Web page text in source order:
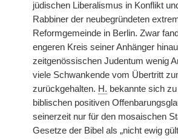
jüdischen Liberalismus in Konflikt
Rabbiner der neubegründeten
Reformgemeinde in Berlin. Zwar
engeren Kreis seiner Anhänger
zeitgenössischen Judentum wenig
viele Schwankende vom Übertritt
zurückgehalten. H. bekannte sich
biblischen positiven
seinerzeit nur für den mosaischen
Gesetze der Bibel als „nicht ewig